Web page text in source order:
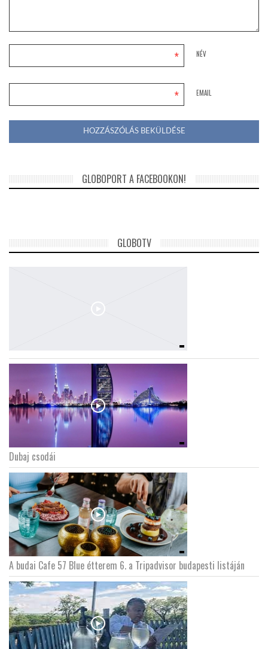
NÉV
*
EMAIL
*
GLOBOPORT A FACEBOOKON!
GLOBOTV
Dubaj csodái
A budai Cafe 57 Blue étterem 6. a Tripadvisor budapesti listáján